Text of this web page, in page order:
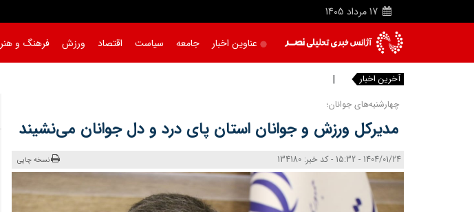
17 مرداد 1405
عناوین اخبار جامعه سیاست اقتصاد ورزش فرهنگ و هنر
آخرین اخبار محل
چهارشنبه‌های جوانان؛
مدیرکل ورزش و جوانان استان پای درد و دل جوانان می‌نشیند
1404/01/24 - 15:32 - کد خبر: 134180 نسخه چاپی